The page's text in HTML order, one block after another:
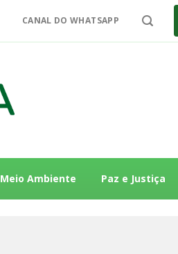
CANAL DO WHATSAPP
Meio Ambiente Paz e Justiça